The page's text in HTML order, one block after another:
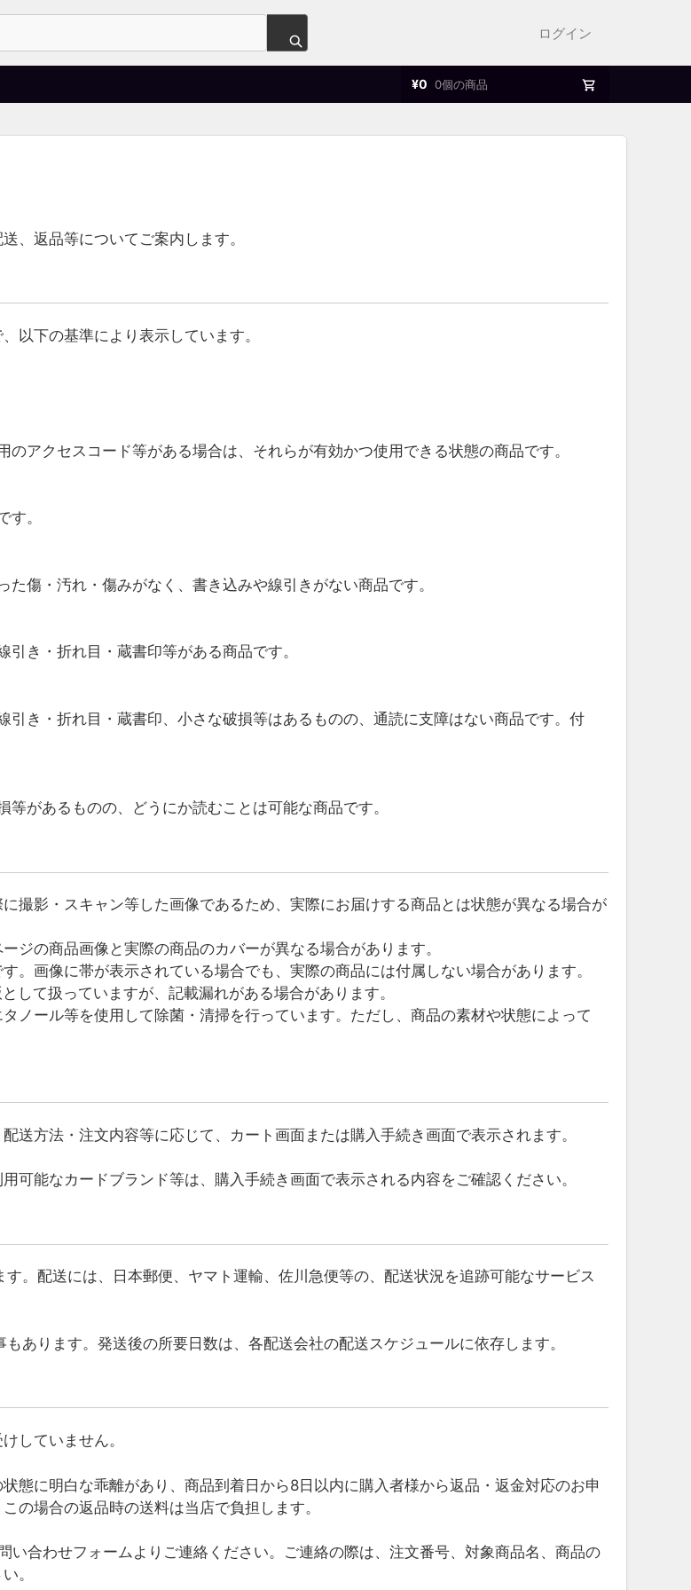
ログイン
¥0 0個の商品
、返品等についてご案内します。
以下の基準により表示しています。
アクセスコード等がある場合は、それらが有効かつ使用できる状態の商品です。
。
傷・汚れ・傷みがなく、書き込みや線引きがない商品です。
き・折れ目・蔵書印等がある商品です。
き・折れ目・蔵書印、小さな破損等はあるものの、通読に支障はない商品です。付
があるものの、どうにか読むことは可能な商品です。
撮影・スキャン等した画像であるため、実際にお届けする商品とは状態が異なる場合が
ジの商品画像と実際の商品のカバーが異なる場合があります。
。画像に帯が表示されている場合でも、実際の商品には付属しない場合があります。
て扱っていますが、記載漏れがある場合があります。
ノール等を使用して除菌・清掃を行っています。ただし、商品の素材や状態によって
送方法・注文内容等に応じて、カート画面または購入手続き画面で表示されます。
可能なカードブランド等は、購入手続き画面で表示される内容をご確認ください。
。配送には、日本郵便、ヤマト運輸、佐川急便等の、配送状況を追跡可能なサービス
あります。発送後の所要日数は、各配送会社の配送スケジュールに依存します。
していません。
態に明白な乖離があり、商品到着日から8日以内に購入者様から返品・返金対応のお申
の場合の返品時の送料は当店で負担します。
合わせフォームよりご連絡ください。ご連絡の際は、注文番号、対象商品名、商品の
。